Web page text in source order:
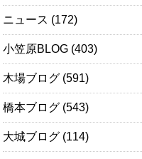
ニュース (172)
小笠原BLOG (403)
木場ブログ (591)
橋本ブログ (543)
大城ブログ (114)